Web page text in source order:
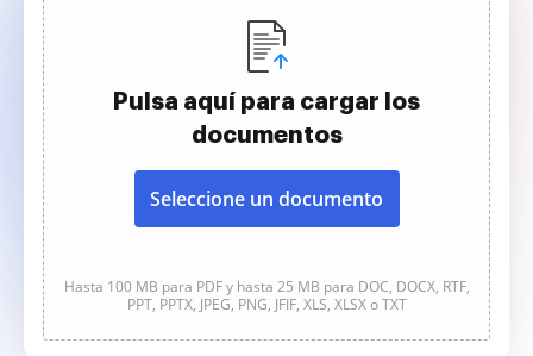
Pulsa aquí para cargar los
documentos
Seleccione un documento
Hasta 100 MB para PDF y hasta 25 MB para DOC, DOCX, RTF,
PPT, PPTX, JPEG, PNG, JFIF, XLS, XLSX o TXT